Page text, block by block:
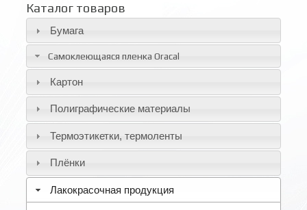
Каталог товаров
Бумага
Самоклеющаяся пленка Oracal
Картон
Полиграфические материалы
Термоэтикетки, термоленты
Плёнки
Лакокрасочная продукция